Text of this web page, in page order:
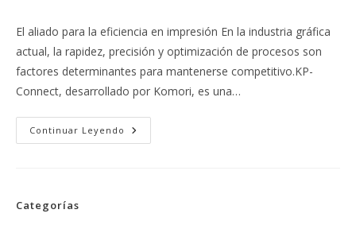
la
entrada:
El aliado para la eficiencia en impresión En la industria gráfica
actual, la rapidez, precisión y optimización de procesos son
factores determinantes para mantenerse competitivo.KP-
Connect, desarrollado por Komori, es una…
Continuar Leyendo KP-
Connect:
Categorías